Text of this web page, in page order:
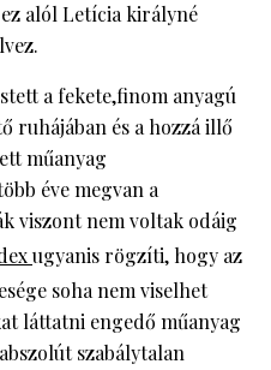
alól Letícia királyné
a fekete,finom anyagú
ruhájában és a hozzá illő
műanyag
éve megvan a
viszont nem voltak odáig
ugyanis rögzíti, hogy az
soha nem viselhet
láttatni engedő műanyag
szabálytalan